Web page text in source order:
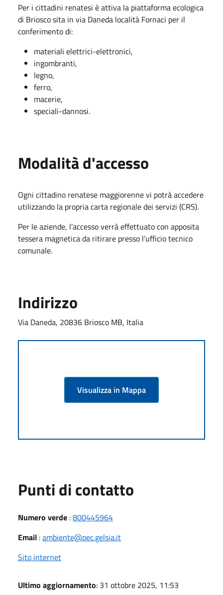
Per i cittadini renatesi è attiva la piattaforma ecologica
di Briosco sita in via Daneda località Fornaci per il
conferimento di:
materiali elettrici-elettronici,
ingombranti,
legno,
ferro,
macerie,
speciali-dannosi.
Modalità d'accesso
Ogni cittadino renatese maggiorenne vi potrà accedere
utilizzando la propria carta regionale dei servizi (CRS).
Per le aziende, l’accesso verrà effettuato con apposita
tessera magnetica da ritirare presso l’ufficio tecnico
comunale.
Indirizzo
Via Daneda, 20836 Briosco MB, Italia
Visualizza in Mappa
Punti di contatto
Numero verde :800445964
Email :ambiente@pec.gelsia.it
Sito internet
Ultimo aggiornamento: 31 ottobre 2025, 11:53